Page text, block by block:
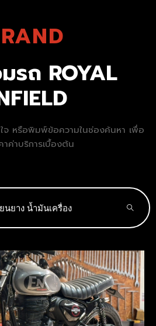
รถ ROYAL
หรือพิมพ์ข้อความในช่องค้นหา เพื่อ
าค่าบริการเบื้องต้น